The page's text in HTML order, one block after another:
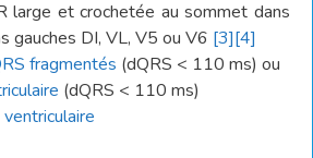
large et crochetée au sommet dans
gauches DI, VL, V5 ou V6 [3][4]
fragmentés (dQRS < 110 ms) ou
(dQRS < 110 ms)